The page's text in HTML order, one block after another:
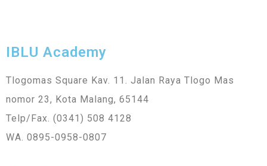
IBLU Academy
Tlogomas Square Kav. 11. Jalan Raya Tlogo Mas
nomor 23, Kota Malang, 65144
Telp/Fax. (0341) 508 4128
WA. 0895-0958-0807